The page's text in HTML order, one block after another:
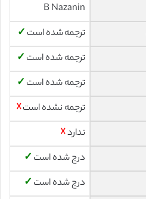
B Nazanin
ترجمه شده است ✓
ترجمه شده است ✓
ترجمه شده است ✓
ترجمه نشده است☓
ندارد☓
درج شده است ✓
درج شده است ✓